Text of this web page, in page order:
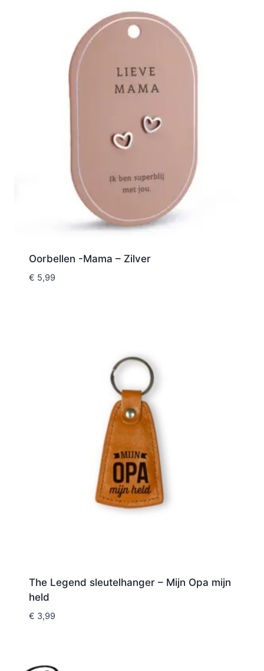
Oorbellen -Mama – Zilver
€ 5,99
The Legend sleutelhanger – Mijn Opa mijn
held
€ 3,99